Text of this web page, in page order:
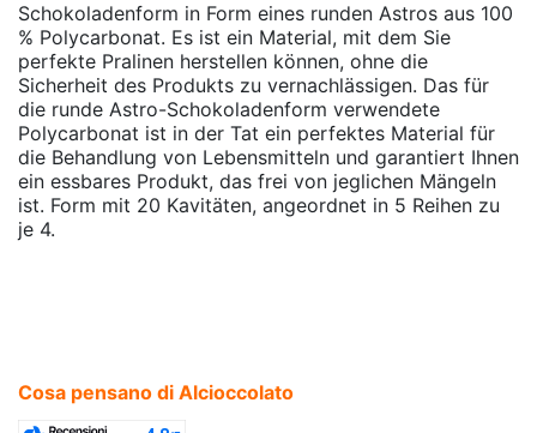
Schokoladenform in Form eines runden Astros aus 100
% Polycarbonat. Es ist ein Material, mit dem Sie
perfekte Pralinen herstellen können, ohne die
Sicherheit des Produkts zu vernachlässigen. Das für
die runde Astro-Schokoladenform verwendete
Polycarbonat ist in der Tat ein perfektes Material für
die Behandlung von Lebensmitteln und garantiert Ihnen
ein essbares Produkt, das frei von jeglichen Mängeln
ist. Form mit 20 Kavitäten, angeordnet in 5 Reihen zu
je 4.
Cosa pensano di Alcioccolato